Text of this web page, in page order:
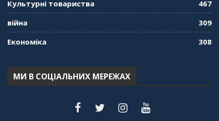
"Дзеркало діаспори". Випуск 8. Розмова з
Послом
"Дзеркало діаспори". Випуск 6. Можливості
Культурні товариства
467
війна
309
Економіка
308
МИ В СОЦІАЛЬНИХ МЕРЕЖАХ